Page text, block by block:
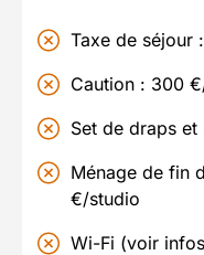
Taxe de séjour
Caution : 300
Set de draps
Ménage de fin
€/studio
Wi-Fi (voir